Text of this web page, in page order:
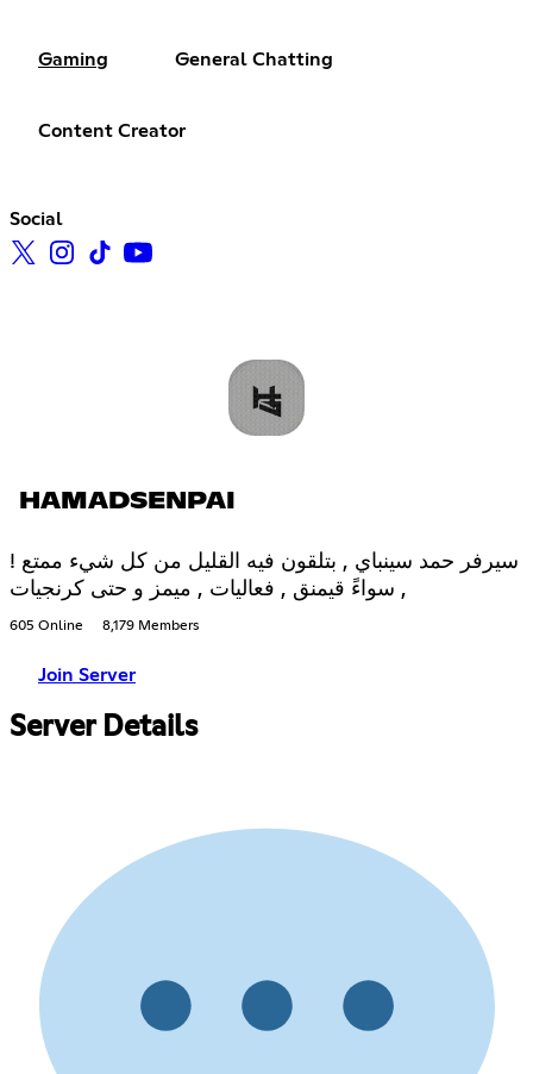
Gaming General Chatting
Content Creator
Social
HAMADSENPAI
! سيرفر حمد سينباي , بتلقون فيه القليل من كل شيء ممتع
, سواءً قيمنق , فعاليات , ميمز و حتى كرنجيات
605 Online 8,179 Members
Join Server
Server Details